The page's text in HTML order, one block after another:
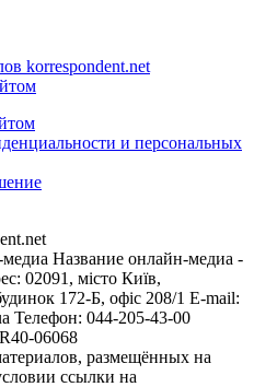
korrespondent.net
и персональных
Название онлайн-медиа -
02091, місто Київ,
172-Б, офіс 208/1 E-mail:
Телефон: 044-205-43-00
06068
размещённых на
ссылки на